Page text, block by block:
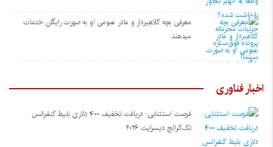
معرفی بچه کلاهبردار و مادر عمومی او به صورت رایگان خدمات
میدهند
اخبار فناوری
فرصت استثنایی: دریافت تخفیف ۴۰۰ دلاری بلیط کنفرانس
تک‌کرانچ دیسراپت ۲۰۲۶